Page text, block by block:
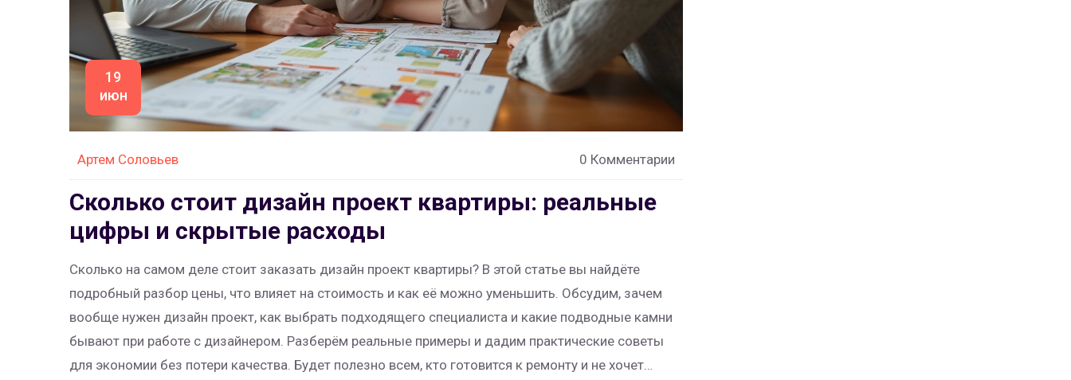
19
июн
Артем Соловьев 0 Комментарии
Сколько стоит дизайн проект квартиры: реальные
цифры и скрытые расходы
Сколько на самом деле стоит заказать дизайн проект квартиры? В этой статье вы найдёте
подробный разбор цены, что влияет на стоимость и как её можно уменьшить. Обсудим, зачем
вообще нужен дизайн проект, как выбрать подходящего специалиста и какие подводные камни
бывают при работе с дизайнером. Разберём реальные примеры и дадим практические советы
для экономии без потери качества. Будет полезно всем, кто готовится к ремонту и не хочет